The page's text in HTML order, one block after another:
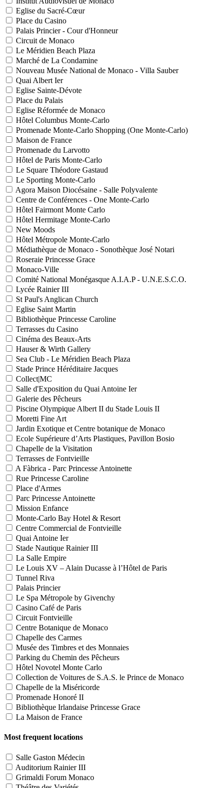
Eglise du Sacré-Cœur
Place du Casino
Palais Princier - Cour d'Honneur
Circuit de Monaco
Le Méridien Beach Plaza
Marché de La Condamine
Nouveau Musée National de Monaco - Villa Sauber
Quai Albert Ier
Eglise Sainte-Dévote
Place du Palais
Eglise Réformée de Monaco
Hôtel Columbus Monte-Carlo
Promenade Monte-Carlo Shopping (One Monte-Carlo)
Maison de France
Promenade du Larvotto
Hôtel de Paris Monte-Carlo
Le Square Théodore Gastaud
Le Sporting Monte-Carlo
Agora Maison Diocésaine - Salle Polyvalente
Centre de Conférences - One Monte-Carlo
Hôtel Fairmont Monte Carlo
Hôtel Hermitage Monte-Carlo
New Moods
Hôtel Métropole Monte-Carlo
Médiathèque de Monaco - Sonothèque José Notari
Roseraie Princesse Grace
Monaco-Ville
Comité National Monégasque A.I.A.P - U.N.E.S.C.O.
Lycée Rainier III
St Paul's Anglican Church
Eglise Saint Martin
Bibliothèque Princesse Caroline
Terrasses du Casino
Cinéma des Beaux-Arts
Hauser & Wirth Gallery
Sea Club - Le Méridien Beach Plaza
Stade Prince Héréditaire Jacques
Collect|MC
Salle d'Exposition du Quai Antoine Ier
Galerie des Pêcheurs
Piscine Olympique Albert II du Stade Louis II
Moretti Fine Art
Jardin Exotique et Centre botanique de Monaco
Ecole Supérieure d’Arts Plastiques, Pavillon Bosio
Chapelle de la Visitation
Terrasses de Fontvieille
A Fàbrica - Parc Princesse Antoinette
Rue Princesse Caroline
Place d'Armes
Parc Princesse Antoinette
Mission Enfance
Monte-Carlo Bay Hotel & Resort
Centre Commercial de Fontvieille
Quai Antoine Ier
Stade Nautique Rainier III
La Salle Empire
Le Louis XV – Alain Ducasse à l’Hôtel de Paris
Tunnel Riva
Palais Princier
Le Spa Métropole by Givenchy
Casino Café de Paris
Circuit Fontvieille
Centre Botanique de Monaco
Chapelle des Carmes
Musée des Timbres et des Monnaies
Parking du Chemin des Pêcheurs
Hôtel Novotel Monte Carlo
Collection de Voitures de S.A.S. le Prince de Monaco
Chapelle de la Miséricorde
Promenade Honoré II
Bibliothèque Irlandaise Princesse Grace
La Maison de France
Most frequent locations
Salle Gaston Médecin
Auditorium Rainier III
Grimaldi Forum Monaco